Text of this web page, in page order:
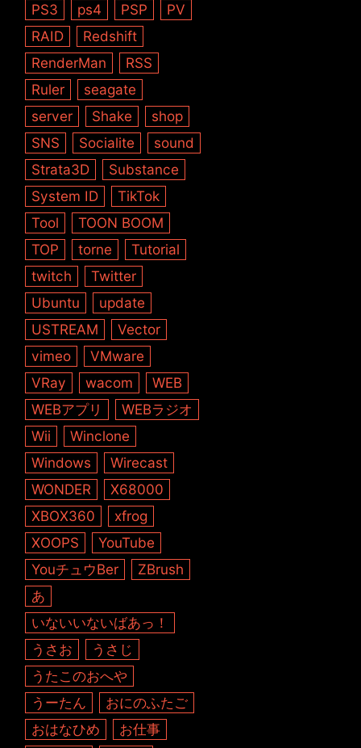
PS3
ps4 PSP
PV
RAID
Redshift
RenderMan
RSS
Ruler
seagate
server
Shake
shop
SNS
Socialite
sound
Strata3D
Substance
System ID
TikTok
Tool
TOON BOOM
TOP
torne
Tutorial
twitch
Twitter
Ubuntu
update
USTREAM
Vector
vimeo
VMware
VRay
wacom
WEB
WEBアプリ
WEBラジオ
Wii
Winclone
Windows
Wirecast
WONDER
X68000
XBOX360
xfrog
XOOPS
YouTube
YouチュウBer
ZBrush
あ
いないいないばあっ！
うさお
うさじ
うたこのおへや
うーたん
おにのふたご
おはなひめ
お仕事